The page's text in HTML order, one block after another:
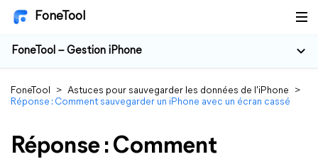
FoneTool
FoneTool – Gestion iPhone
FoneTool > Astuces pour sauvegarder les données de l'iPhone
>
Réponse : Comment sauvegarder un iPhone avec un écran cassé
Réponse : Comment